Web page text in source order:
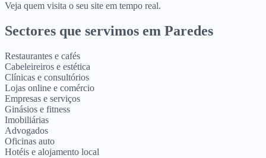
Veja quem visita o seu site em tempo real.
Sectores que servimos em Paredes
Restaurantes e cafés
Cabeleireiros e estética
Clínicas e consultórios
Lojas online e comércio
Empresas e serviços
Ginásios e fitness
Imobiliárias
Advogados
Oficinas auto
Hotéis e alojamento local